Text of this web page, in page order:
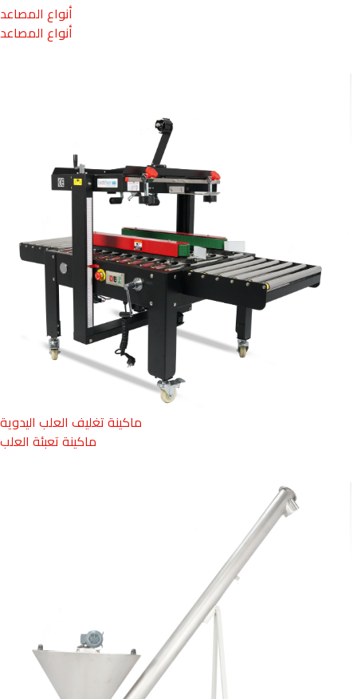
أنواع المصاعد
أنواع المصاعد
ماكينة تغليف العلب اليدوية
ماكينة تعبئة العلب